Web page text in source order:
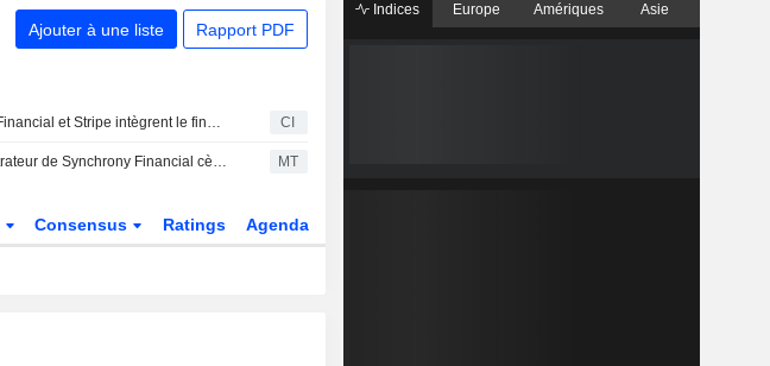
Ajouter à une liste Rapport PDF
Synchrony Financial et Stripe intègrent le financement CareCredit pour les prestataires de santé et de bien-être CI
Un administrateur de Synchrony Financial cède pour 308 680 $ d'actions, selon un récent document de la SEC MT
Consensus Ratings Agenda
Indices Europe Amériques Asie